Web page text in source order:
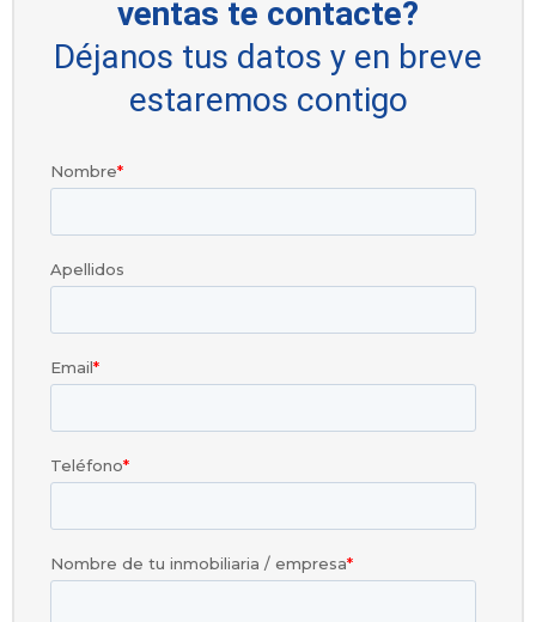
ventas te contacte?
Déjanos tus datos y en breve
estaremos contigo